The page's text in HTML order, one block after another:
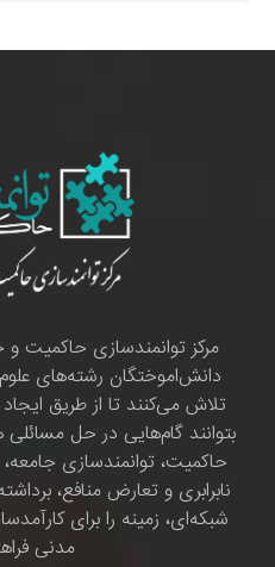
مرکز توانمندسازی حاکمیت
دانش‌اموختگان رشته‌های
تلاش می‌کنند تا از طریق
بتوانند گام‌هایی در حل
حاکمیت، توانمندسازی جامعه،
نابرابری و تعارض منافع،
شبکه‌ای، زمینه را برای
مدنی